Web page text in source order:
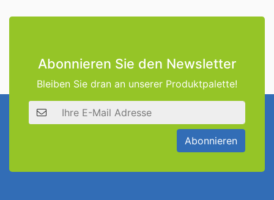
Abonnieren Sie den Newsletter
Bleiben Sie dran an unserer Produktpalette!
E-Mail Adresse
Abonnieren